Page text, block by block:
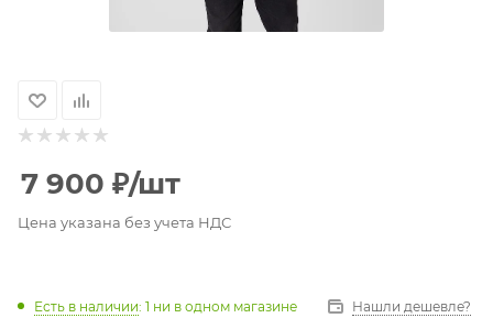
7 900 ₽/шт
Цена указана без учета НДС
Есть в наличии: 1 ни в одном магазине Нашли дешевле?